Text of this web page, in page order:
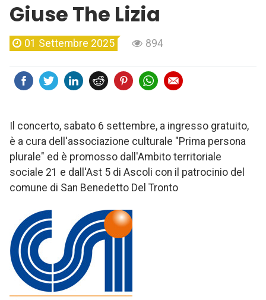
Giuse The Lizia
01 Settembre 2025 894
Il concerto, sabato 6 settembre, a ingresso gratuito,
è a cura dell'associazione culturale "Prima persona
plurale" ed è promosso dall'Ambito territoriale
sociale 21 e dall'Ast 5 di Ascoli con il patrocinio del
comune di San Benedetto Del Tronto